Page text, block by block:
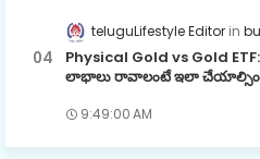
teluguLifestyle Editor
Physical Gold vs Gold
లాభాలు రావాలంటే ఇలా చేయాల్సిందే!
9:49:00 AM